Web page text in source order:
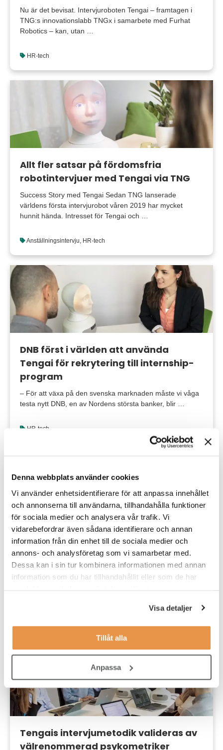
Denna webbplats använder cookies
Vi använder enhetsidentifierare för att anpassa innehållet
och annonserna till användarna, tillhandahålla funktioner
för sociala medier och analysera vår trafik. Vi
vidarebefordrar även sådana identifierare och annan
information från din enhet till de sociala medier och
annons- och analysföretag som vi samarbetar med.
Dessa kan i sin tur kombinera informationen med annan
information som du har tillhandahållit eller som de har
Visa detaljer
Tillåt alla
Anpassa
Nu är det bevisat. Intervjuroboten Tengai – framtagen i
TNG:s innovationslabb TNGx i samarbete med Furhat
Robotics – kan, utan …
HR-tech
Allt fler satsar på fördomsfria
robotintervjuer med Tengai via TNG
Success Story med Tengai Sedan TNG lanserade
världens första intervjurobot våren 2019 har mycket
hunnit hända. Intresset för Tengai och …
Anställningsintervju, HR-tech
DNB först i världen att använda
Tengai för rekrytering till internship-
program
– För att växa på den svenska marknaden måste vi våga
testa nytt DNB, en av Nordens största banker, blir …
HR-tech
Möt Anders Örnhed – först i världen
att få jobb med hjälp av Tengai
– Jag behövde bara fokusera på intervjun Våren 2019
sökte Upplands-Bro Kommun en
Tengais intervjumetodik valideras av
välrenommerad psykometriker